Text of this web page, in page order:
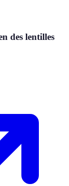
des lentilles